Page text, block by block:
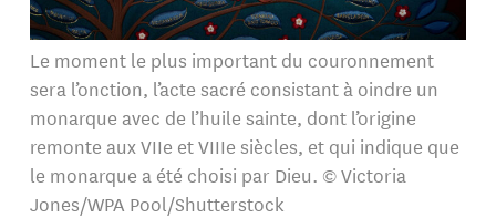
Le moment le plus important du couronnement
sera l’onction, l’acte sacré consistant à oindre un
monarque avec de l’huile sainte, dont l’origine
remonte aux VIIe et VIIIe siècles, et qui indique que
le monarque a été choisi par Dieu. © Victoria
Jones/WPA Pool/Shutterstock